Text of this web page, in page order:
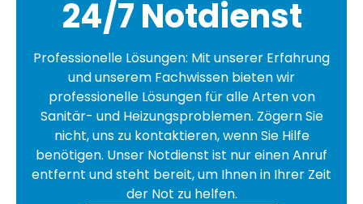
24/7 Notdienst
Professionelle Lösungen: Mit unserer Erfahrung
und unserem Fachwissen bieten wir
professionelle Lösungen für alle Arten von
Sanitär- und Heizungsproblemen. Zögern Sie
nicht, uns zu kontaktieren, wenn Sie Hilfe
benötigen. Unser Notdienst ist nur einen Anruf
entfernt und steht bereit, um Ihnen in Ihrer Zeit
der Not zu helfen.